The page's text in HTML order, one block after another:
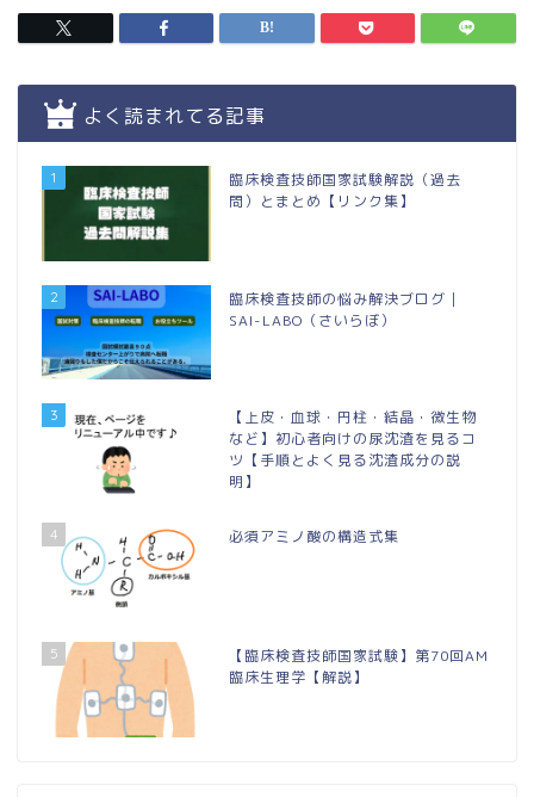
よく読まれてる記事
1
臨床検査技師国家試験解説（過去
問）とまとめ【リンク集】
2
臨床検査技師の悩み解決ブログ｜
SAI-LABO（さいらぼ）
3
【上皮・血球・円柱・結晶・微生物
など】初心者向けの尿沈渣を見るコ
ツ【手順とよく見る沈渣成分の説
明】
4 必須アミノ酸の構造式集
5
【臨床検査技師国家試験】第70回AM
臨床生理学【解説】